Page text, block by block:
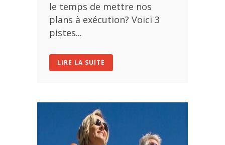
le temps de mettre nos
plans à exécution? Voici 3
pistes...
LIRE LA SUITE